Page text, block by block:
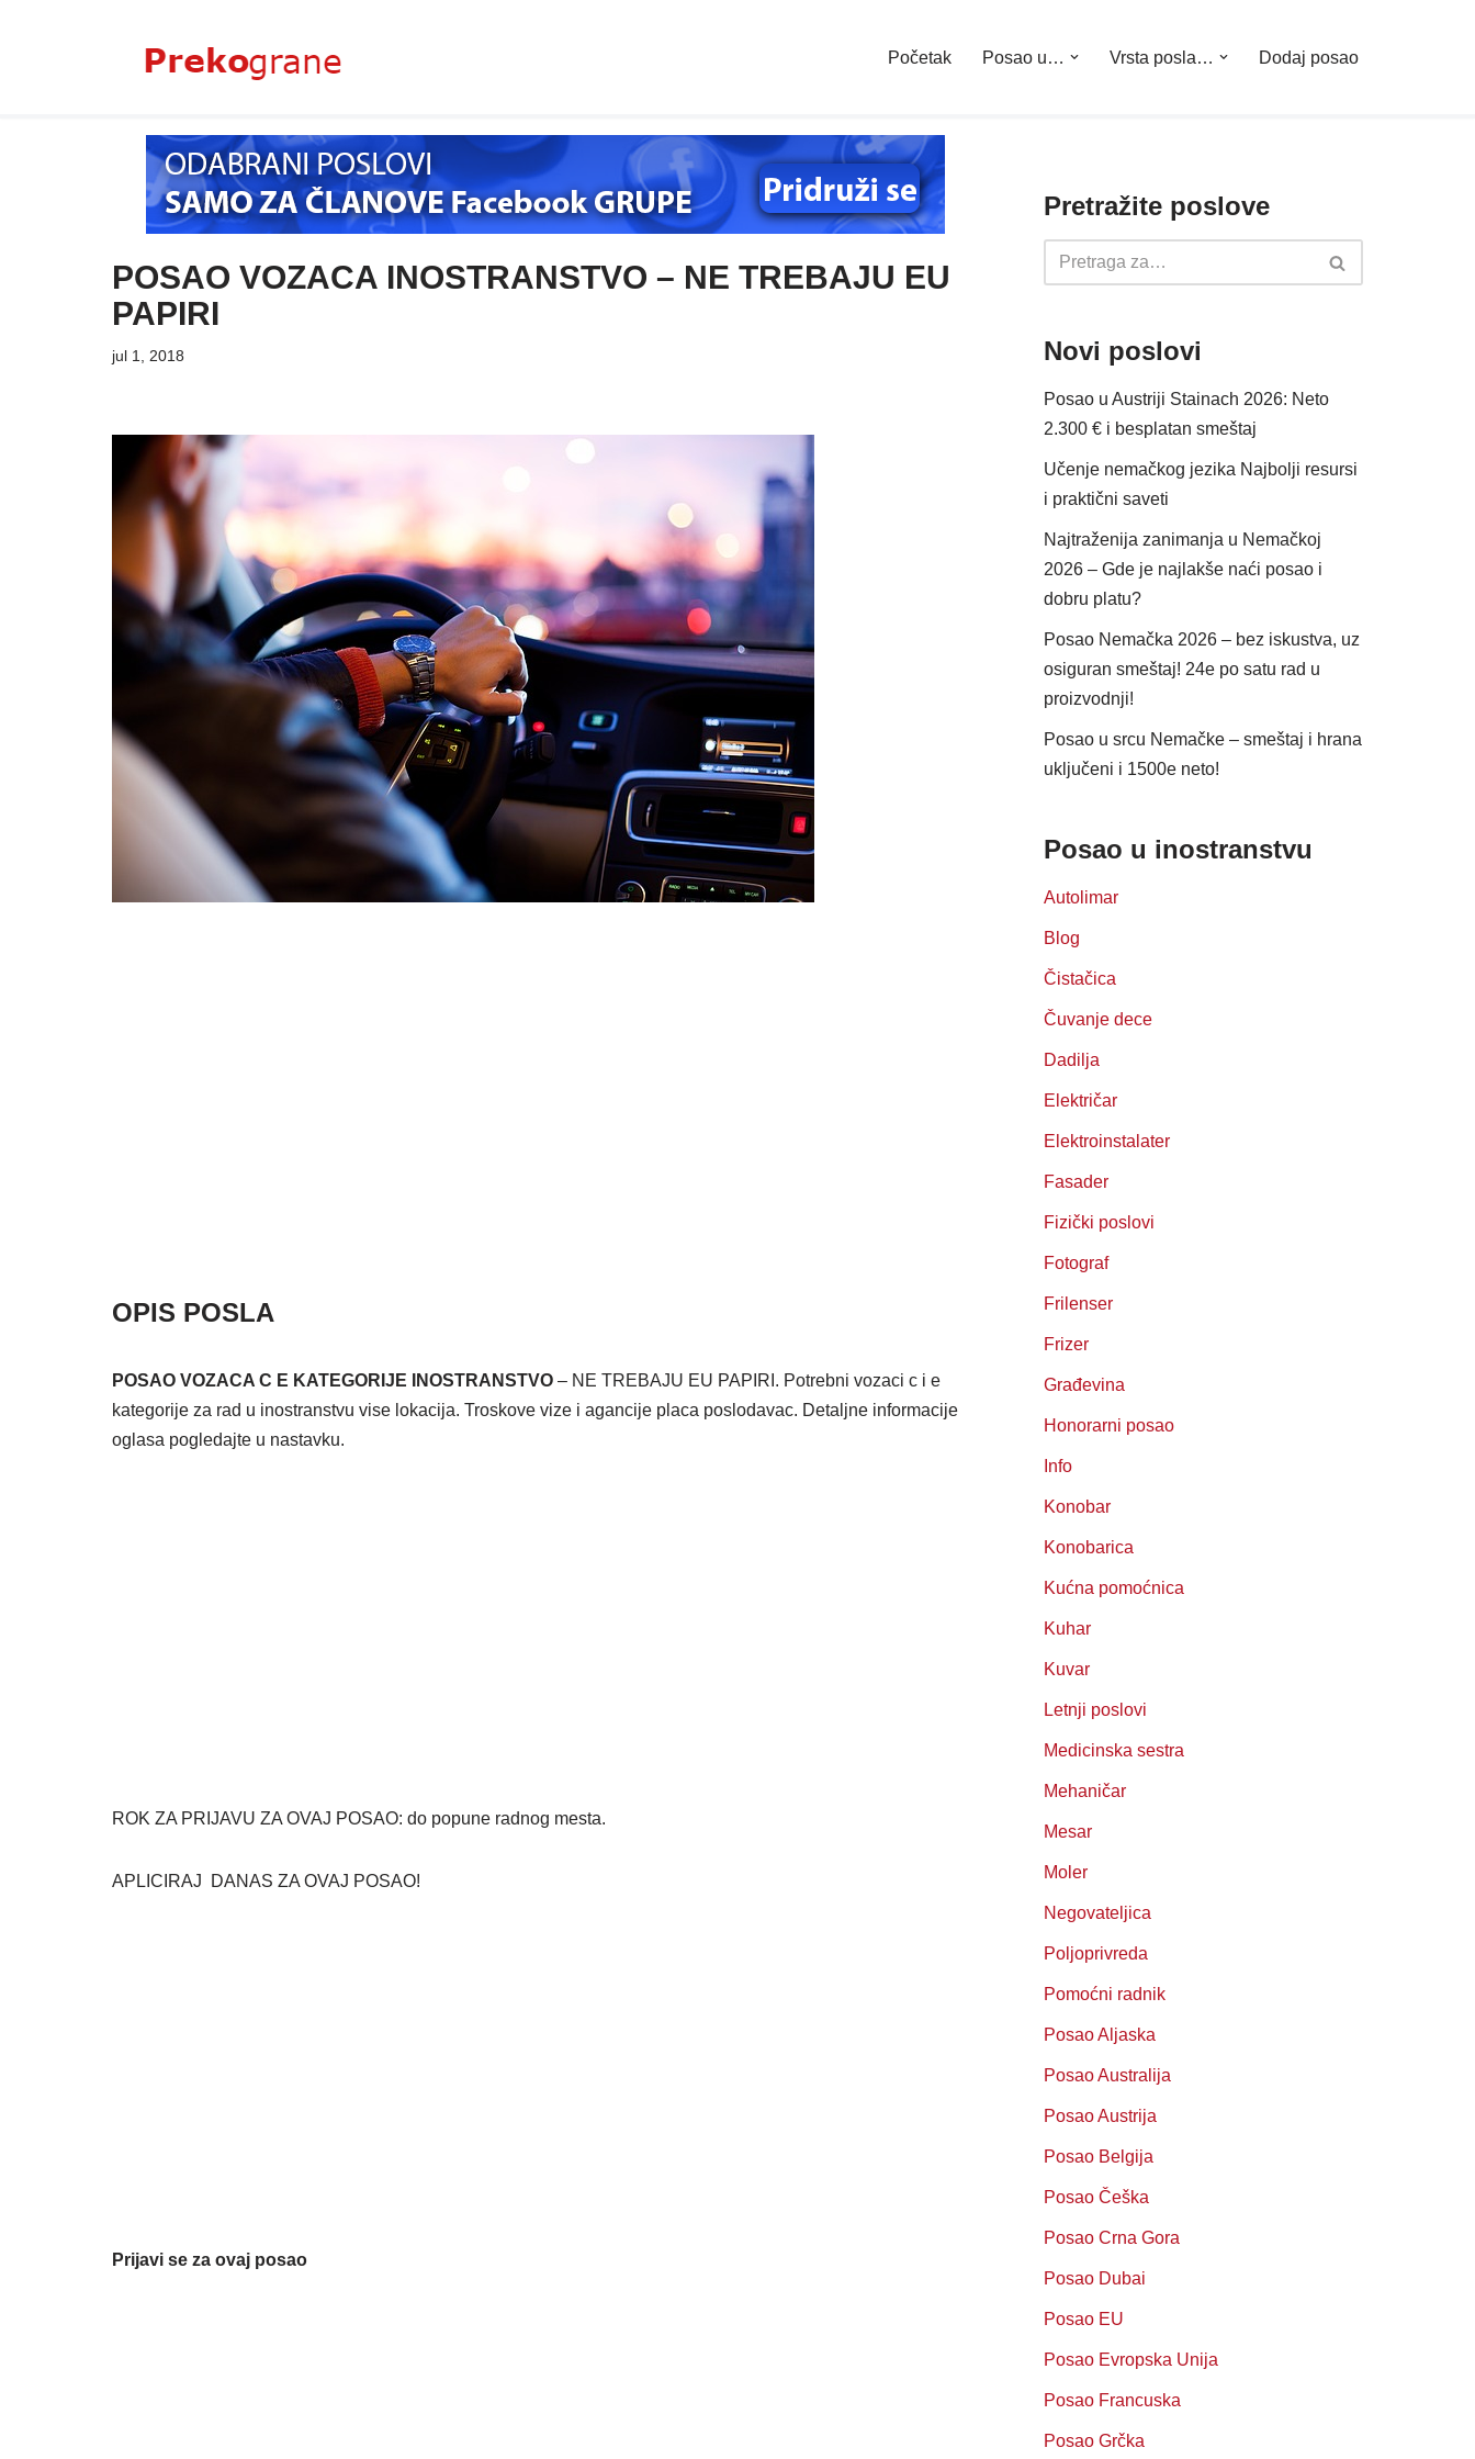
Početak Posao u… Vrsta posla… Dodaj posao
POSAO VOZACA INOSTRANSTVO – NE TREBAJU EU
PAPIRI
jul 1, 2018
OPIS POSLA
POSAO VOZACA C E KATEGORIJE INOSTRANSTVO – NE TREBAJU EU PAPIRI. Potrebni vozaci c i e
kategorije za rad u inostranstvu vise lokacija. Troskove vize i agancije placa poslodavac. Detaljne informacije
oglasa pogledajte u nastavku.
ROK ZA PRIJAVU ZA OVAJ POSAO: do popune radnog mesta.
APLICIRAJ DANAS ZA OVAJ POSAO!
Prijavi se za ovaj posao
Pretražite poslove
Novi poslovi
Posao u Austriji Stainach 2026: Neto
2.300 € i besplatan smeštaj
Učenje nemačkog jezika Najbolji resursi
i praktični saveti
Najtraženija zanimanja u Nemačkoj
2026 – Gde je najlakše naći posao i
dobru platu?
Posao Nemačka 2026 – bez iskustva, uz
osiguran smeštaj! 24e po satu rad u
proizvodnji!
Posao u srcu Nemačke – smeštaj i hrana
uključeni i 1500e neto!
Posao u inostranstvu
Autolimar
Blog
Čistačica
Čuvanje dece
Dadilja
Električar
Elektroinstalater
Fasader
Fizički poslovi
Fotograf
Frilenser
Frizer
Građevina
Honorarni posao
Info
Konobar
Konobarica
Kućna pomoćnica
Kuhar
Kuvar
Letnji poslovi
Medicinska sestra
Mehaničar
Mesar
Moler
Negovateljica
Poljoprivreda
Pomoćni radnik
Posao Aljaska
Posao Australija
Posao Austrija
Posao Belgija
Posao Češka
Posao Crna Gora
Posao Dubai
Posao EU
Posao Evropska Unija
Posao Francuska
Posao Grčka